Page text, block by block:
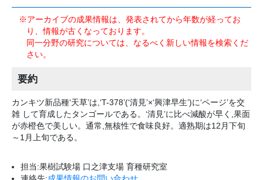
※アーカイブの成果情報は、発表されてから年数が経ってお
り、情報が古くなっております。
同一分野の研究については、なるべく新しい情報を検索くだ
さい。
要約
カンキツ新品種‘天草’は,‘T-378’(‘清見’×‘興津早生’)に‘ページ’を交
雑 して育成したタンゴールである。‘清見’に比べ減酸が早く,果面
が赤橙色で美しい。通常,無核性で食味良好。適熟期は12月下旬
～1月上旬である。
担当:果樹試験場 口之津支場 育種研究室